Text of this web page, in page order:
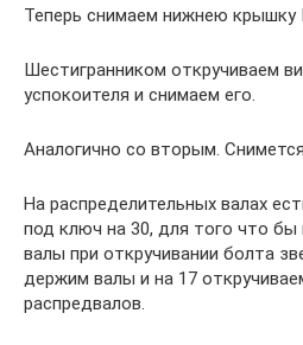
Теперь снимаем нижнею крышку
Шестигранником откручиваем
успокоителя и снимаем его.
Аналогично со вторым.
На распределительных валах
под ключ на 30, для того что
валы при откручивании болта
держим валы и на 17
распредвалов.